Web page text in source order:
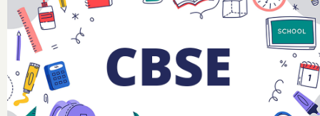
घंटे
का